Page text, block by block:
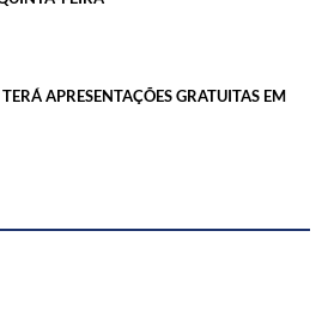
APRESENTAÇÕES GRATUITAS EM